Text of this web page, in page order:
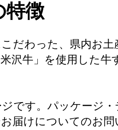
特徴
だわった、県内お土
沢牛」を使用した牛
です。パッケージ・
届けについてのお問